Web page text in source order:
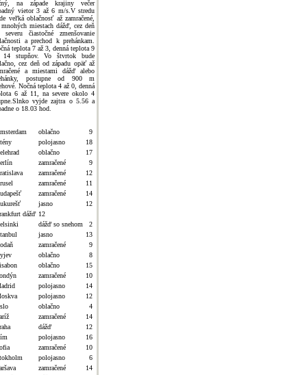
na západe krajiny večer
vietor 3 až 6 m/s.V stredu
veľká oblačnosť až zamračené,
mnohých miestach dážď, cez deň
severu čiastočné zmenšovanie
a prechod k prehánkam.
teplota 7 až 3, denná teplota 9
14 stupňov. Vo štvrtok bude
cez deň od západu opäť až
a miestami dážď alebo
postupne od 900 m
Nočná teplota 4 až 0, denná
6 až 11, na severe okolo 4
vyjde zajtra o 5.56 a
o 18.03 hod.
oblačno
9
polojasno
18
oblačno
17
zamračené
9
zamračené
12
zamračené
11
zamračené
14
jasno
12
dážď 12
dážď so snehom
2
jasno
13
zamračené
9
oblačno
8
oblačno
15
zamračené
10
polojasno
14
polojasno
12
oblačno
4
zamračené
14
dážď
12
polojasno
16
zamračené
10
polojasno
6
zamračené
14